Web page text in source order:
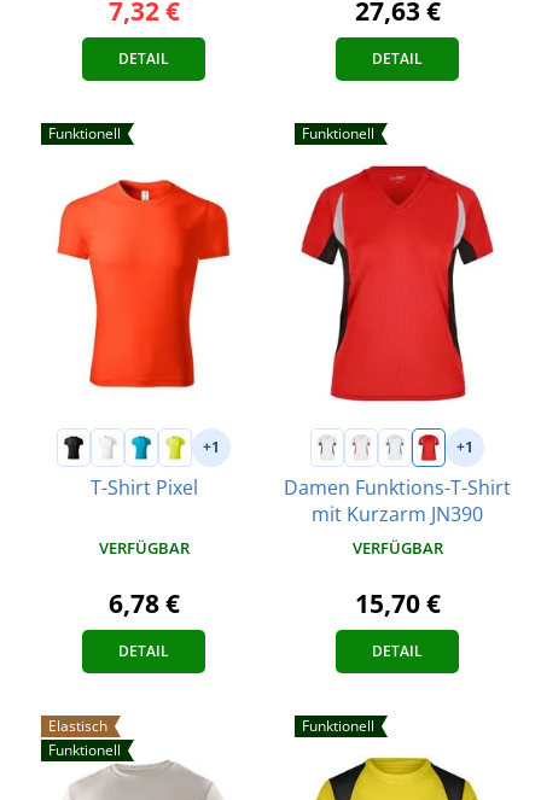
7,32 €
DETAIL
27,63 €
DETAIL
Funktionell
+1
T-Shirt Pixel
VERFÜGBAR
6,78 €
DETAIL
Funktionell
+1
Damen Funktions-T-Shirt
mit Kurzarm JN390
VERFÜGBAR
15,70 €
DETAIL
Elastisch
Funktionell
Funktionell